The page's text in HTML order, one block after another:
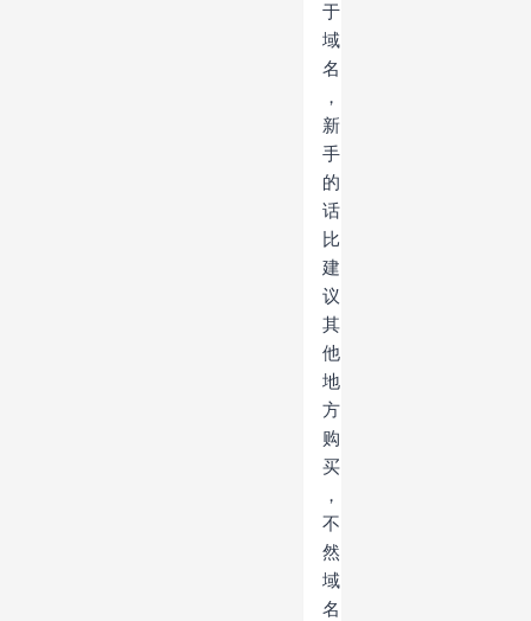
于
域
名
，
新
手
的
话
比
建
议
其
他
地
方
购
买
，
不
然
域
名